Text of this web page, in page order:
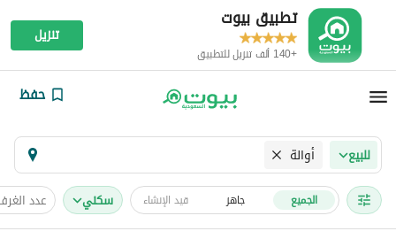
تطبيق بيوت
+140 ألف تنزيل للتطبيق
تنزيل
حفظ
للبيع أوالة
الجميع جاهز قيد الإنشاء سكني عدد